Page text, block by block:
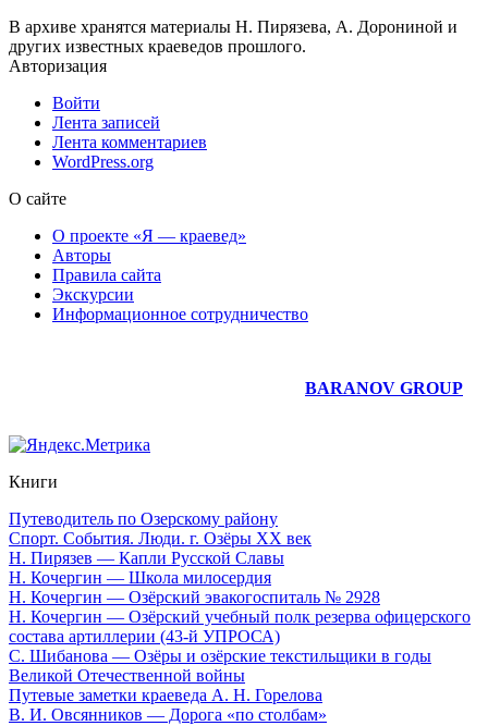
В архиве хранятся материалы Н. Пирязева, А. Дорониной и
других известных краеведов прошлого.
Авторизация
Войти
Лента записей
Лента комментариев
WordPress.org
О сайте
О проекте «Я — краевед»
Авторы
Правила сайта
Экскурсии
Информационное сотрудничество
BARANOV GROUP
Книги
Путеводитель по Озерскому району
Спорт. События. Люди. г. Озёры XX век
Н. Пирязев — Капли Русской Славы
Н. Кочергин — Школа милосердия
Н. Кочергин — Озёрский эвакогоспиталь № 2928
Н. Кочергин — Озёрский учебный полк резерва офицерского
состава артиллерии (43-й УПРОСА)
С. Шибанова — Озёры и озёрские текстильщики в годы
Великой Отечественной войны
Путевые заметки краеведа А. Н. Горелова
В. И. Овсянников — Дорога «по столбам»